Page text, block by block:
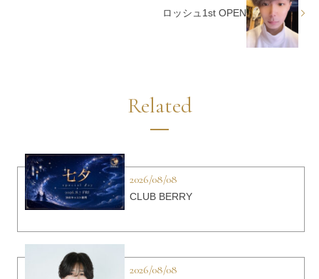
ロッシュ1st OPEN
Related
2026/08/08
CLUB BERRY
2026/08/08